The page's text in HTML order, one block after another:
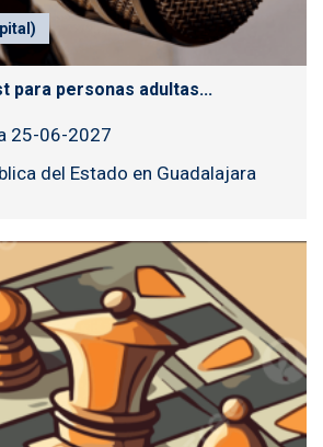
para personas adultas...
25-06-2027
del Estado en Guadalajara